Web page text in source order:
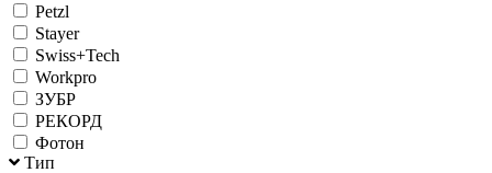
Petzl
Stayer
Swiss+Tech
Workpro
ЗУБР
РЕКОРД
Фотон
Тип